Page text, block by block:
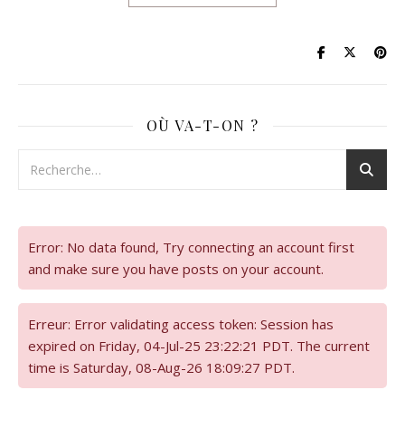
OÙ VA-T-ON ?
Error: No data found, Try connecting an account first
and make sure you have posts on your account.
Erreur: Error validating access token: Session has
expired on Friday, 04-Jul-25 23:22:21 PDT. The current
time is Saturday, 08-Aug-26 18:09:27 PDT.